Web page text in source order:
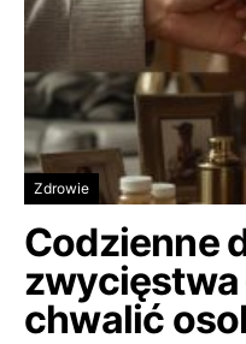
Zdrowie
Codzienne
chwalić